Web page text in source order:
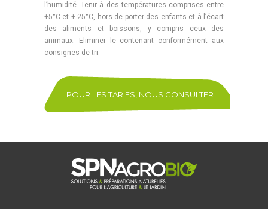
l’humidité. Tenir à des températures comprises entre
+5°C et + 25°C, hors de porter des enfants et à l’écart
des aliments et boissons, y compris ceux des
animaux. Eliminer le contenant conformément aux
consignes de tri.
POUR LES TARIFS, NOUS CONSULTER